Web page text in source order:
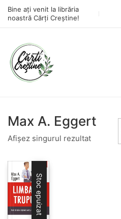
Bine ați venit la librăria
noastră Cărți Creștine!
Max A. Eggert
Afișez singurul rezultat
Stoc epuizat